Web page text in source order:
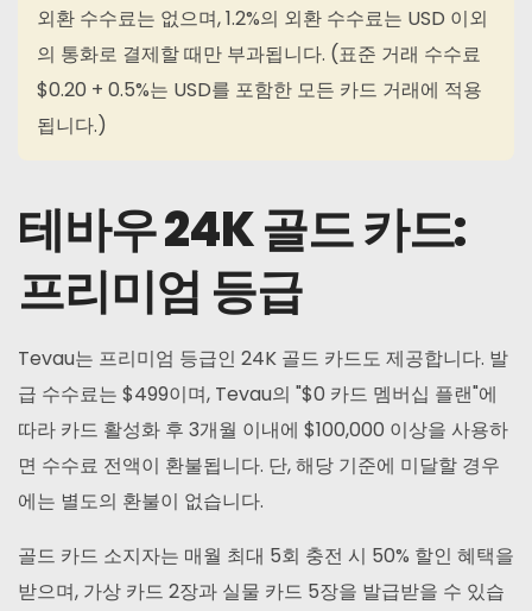
외환 수수료는 없으며, 1.2%의 외환 수수료는 USD 이외
의 통화로 결제할 때만 부과됩니다. (표준 거래 수수료
$0.20 + 0.5%는 USD를 포함한 모든 카드 거래에 적용
됩니다.)
테바우 24K 골드 카드:
프리미엄 등급
Tevau는 프리미엄 등급인 24K 골드 카드도 제공합니다. 발
급 수수료는 $499이며, Tevau의 "$0 카드 멤버십 플랜"에
따라 카드 활성화 후 3개월 이내에 $100,000 이상을 사용하
면 수수료 전액이 환불됩니다. 단, 해당 기준에 미달할 경우
에는 별도의 환불이 없습니다.
골드 카드 소지자는 매월 최대 5회 충전 시 50% 할인 혜택을
받으며, 가상 카드 2장과 실물 카드 5장을 발급받을 수 있습